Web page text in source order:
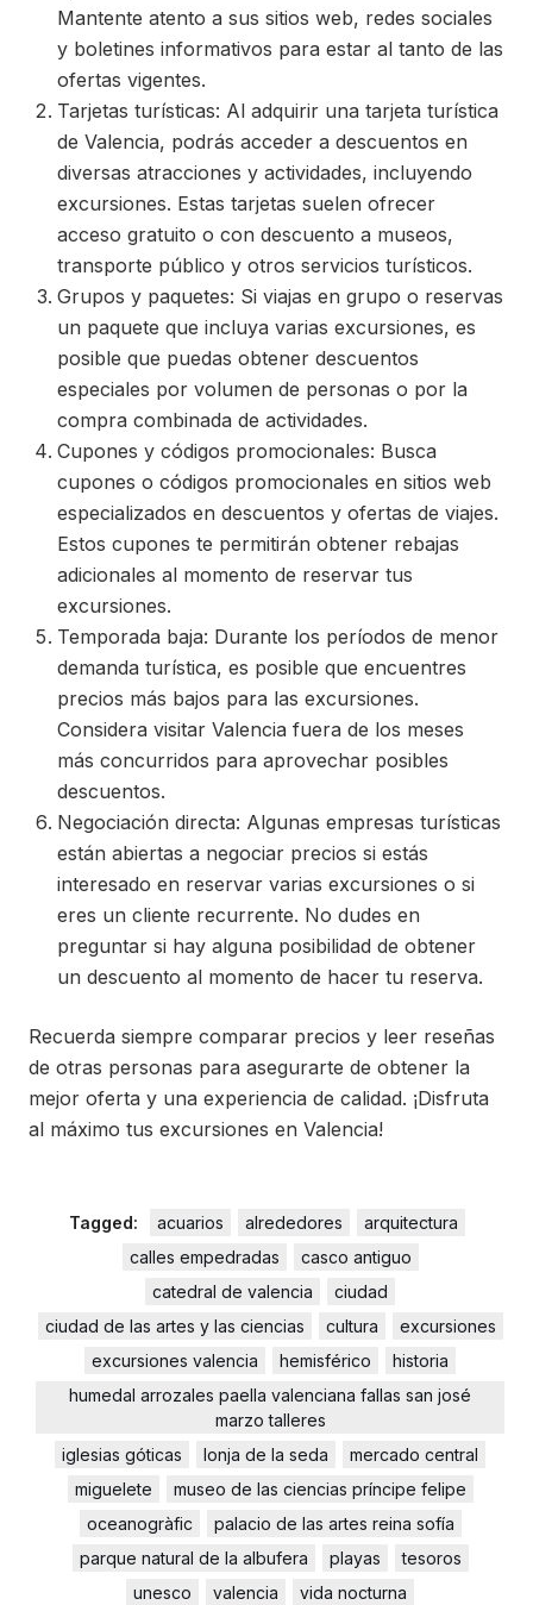
Mantente atento a sus sitios web, redes sociales
y boletines informativos para estar al tanto de las
ofertas vigentes.
Tarjetas turísticas: Al adquirir una tarjeta turística
de Valencia, podrás acceder a descuentos en
diversas atracciones y actividades, incluyendo
excursiones. Estas tarjetas suelen ofrecer
acceso gratuito o con descuento a museos,
transporte público y otros servicios turísticos.
Grupos y paquetes: Si viajas en grupo o reservas
un paquete que incluya varias excursiones, es
posible que puedas obtener descuentos
especiales por volumen de personas o por la
compra combinada de actividades.
Cupones y códigos promocionales: Busca
cupones o códigos promocionales en sitios web
especializados en descuentos y ofertas de viajes.
Estos cupones te permitirán obtener rebajas
adicionales al momento de reservar tus
excursiones.
Temporada baja: Durante los períodos de menor
demanda turística, es posible que encuentres
precios más bajos para las excursiones.
Considera visitar Valencia fuera de los meses
más concurridos para aprovechar posibles
descuentos.
Negociación directa: Algunas empresas turísticas
están abiertas a negociar precios si estás
interesado en reservar varias excursiones o si
eres un cliente recurrente. No dudes en
preguntar si hay alguna posibilidad de obtener
un descuento al momento de hacer tu reserva.
Recuerda siempre comparar precios y leer reseñas
de otras personas para asegurarte de obtener la
mejor oferta y una experiencia de calidad. ¡Disfruta
al máximo tus excursiones en Valencia!
Tagged: acuarios alrededores
arquitectura
calles empedradas
casco antiguo
catedral de valencia
ciudad
ciudad de las artes y las ciencias
cultura
excursiones
excursiones valencia
hemisférico
historia
humedal arrozales paella valenciana fallas san josé
marzo talleres
iglesias góticas
lonja de la seda
mercado central
miguelete
museo de las ciencias príncipe felipe
oceanogràfic
palacio de las artes reina sofía
parque natural de la albufera
playas
tesoros
unesco
valencia vida nocturna